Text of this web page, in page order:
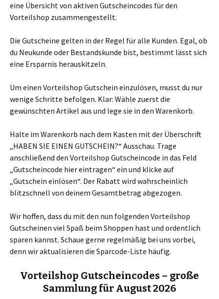
eine Übersicht von aktiven Gutscheincodes für den
Vorteilshop zusammengestellt.
Die Gutscheine gelten in der Regel für alle Kunden. Egal, ob
du Neukunde oder Bestandskunde bist, bestimmt lässt sich
eine Ersparnis herauskitzeln.
Um einen Vorteilshop Gutschein einzulösen, musst du nur
wenige Schritte befolgen. Klar: Wähle zuerst die
gewünschten Artikel aus und lege sie in den Warenkorb.
Halte im Warenkorb nach dem Kasten mit der Überschrift
„HABEN SIE EINEN GUTSCHEIN?“ Ausschau. Trage
anschließend den Vorteilshop Gutscheincode in das Feld
„Gutscheincode hier eintragen“ ein und klicke auf
„Gutschein einlösen“. Der Rabatt wird wahrscheinlich
blitzschnell von deinem Gesamtbetrag abgezogen.
Wir hoffen, dass du mit den nun folgenden Vorteilshop
Gutscheinen viel Spaß beim Shoppen hast und ordentlich
sparen kannst. Schaue gerne regelmäßig bei uns vorbei,
denn wir aktualisieren die Sparcode-Liste häufig.
Vorteilshop Gutscheincodes – große
Sammlung für August 2026